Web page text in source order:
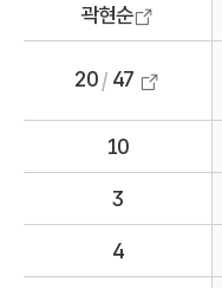
곽현순
20/47
10
3
4